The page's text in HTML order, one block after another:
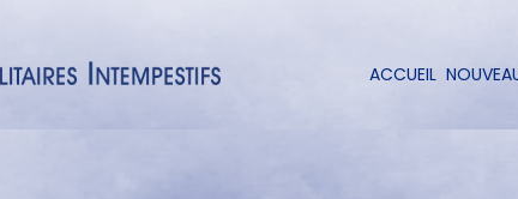
Navigation
ACCUEIL